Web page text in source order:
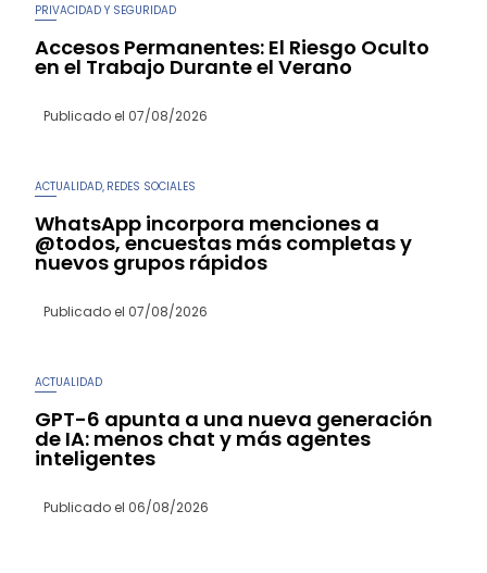
PRIVACIDAD Y SEGURIDAD
Accesos Permanentes: El Riesgo Oculto
en el Trabajo Durante el Verano
Publicado el 07/08/2026
ACTUALIDAD REDES SOCIALES
WhatsApp incorpora menciones a
@todos, encuestas más completas y
nuevos grupos rápidos
Publicado el 07/08/2026
ACTUALIDAD
GPT-6 apunta a una nueva generación
de IA: menos chat y más agentes
inteligentes
Publicado el 06/08/2026